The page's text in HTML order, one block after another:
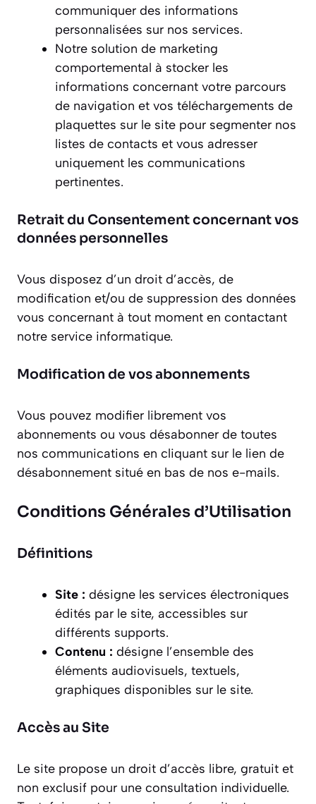
communiquer des informations
personnalisées sur nos services.
Notre solution de marketing
comportemental à stocker les
informations concernant votre parcours
de navigation et vos téléchargements de
plaquettes sur le site pour segmenter nos
listes de contacts et vous adresser
uniquement les communications
pertinentes.
Retrait du Consentement concernant vos
données personnelles
Vous disposez d’un droit d’accès, de
modification et/ou de suppression des données
vous concernant à tout moment en contactant
notre service informatique.
Modification de vos abonnements
Vous pouvez modifier librement vos
abonnements ou vous désabonner de toutes
nos communications en cliquant sur le lien de
désabonnement situé en bas de nos e-mails.
Conditions Générales d’Utilisation
Définitions
Site : désigne les services électroniques
édités par le site, accessibles sur
différents supports.
Contenu : désigne l’ensemble des
éléments audiovisuels, textuels,
graphiques disponibles sur le site.
Accès au Site
Le site propose un droit d’accès libre, gratuit et
non exclusif pour une consultation individuelle.